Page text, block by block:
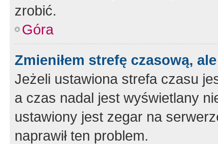
zrobić.
Góra
Zmieniłem strefę czasową,
Jeżeli ustawiona strefa czasu
a czas nadal jest wyświetlany
ustawiony jest zegar na
naprawił ten problem.